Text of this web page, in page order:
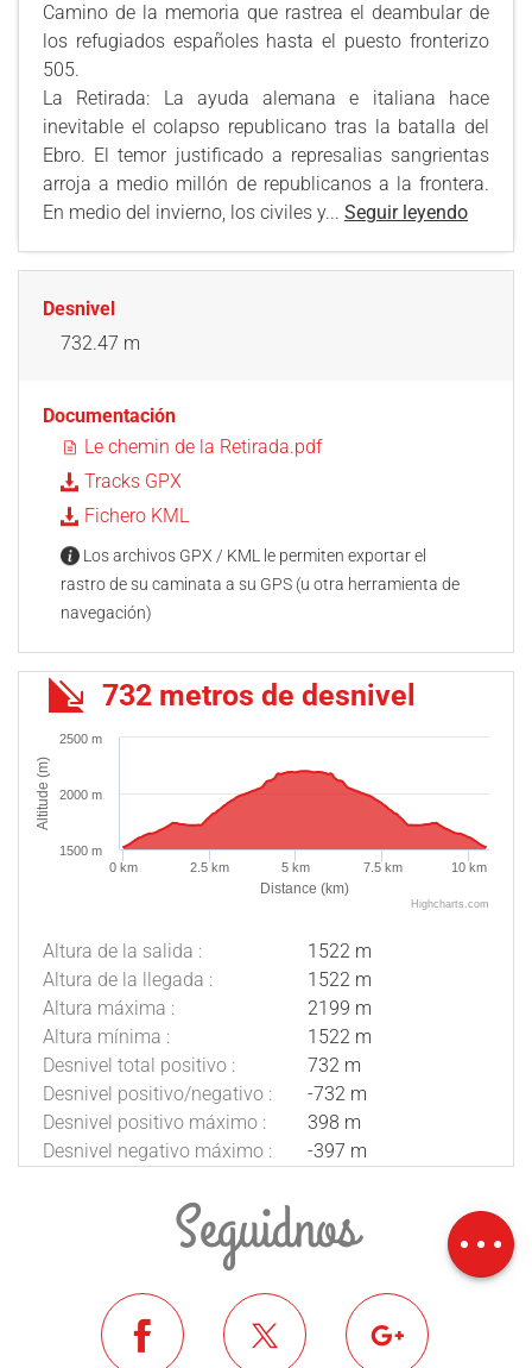
Desnivel
Camino de la memoria que rastrea el deambular de
los refugiados españoles hasta el puesto fronterizo
505.
La Retirada: La ayuda alemana e italiana hace
inevitable el colapso republicano tras la batalla del
Ebro. El temor justificado a represalias sangrientas
arroja a medio millón de republicanos a la frontera.
En medio del invierno, los civiles y... Seguir leyendo
Desnivel
732.47 m
Documentación
Le chemin de la Retirada.pdf
Tracks GPX
Fichero KML
Los archivos GPX / KML le permiten exportar el
rastro de su caminata a su GPS (u otra herramienta de
navegación)
732 metros de desnivel
Distance (km)
Altitude (m)
0 km 2.5 km 5 km 7.5 km 10 km
1500 m
2000 m
2500 m
Highcharts.com
Altura de la salida :
1522 m
Altura de la llegada :
1522 m
Altura máxima :
2199 m
Altura mínima :
1522 m
Desnivel total positivo :
732 m
Desnivel positivo/negativo :
-732 m
Desnivel positivo máximo :
398 m
Desnivel negativo máximo :
-397 m
Seguidnos